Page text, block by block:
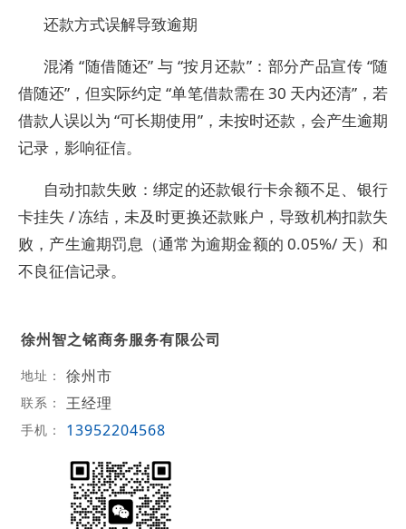
还款方式误解导致逾期
混淆 “随借随还” 与 “按月还款”：部分产品宣传 “随
借随还”，但实际约定 “单笔借款需在 30 天内还清”，若
借款人误以为 “可长期使用”，未按时还款，会产生逾期
记录，影响征信。
自动扣款失败：绑定的还款银行卡余额不足、银行
卡挂失 / 冻结，未及时更换还款账户，导致机构扣款失
败，产生逾期罚息（通常为逾期金额的 0.05%/ 天）和
不良征信记录。
徐州智之铭商务服务有限公司
地址： 徐州市
联系： 王经理
手机： 13952204568